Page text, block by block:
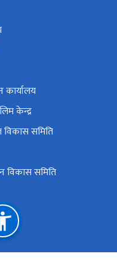
कार्यालय
केन्द्र
विकास समिति
विकास समिति